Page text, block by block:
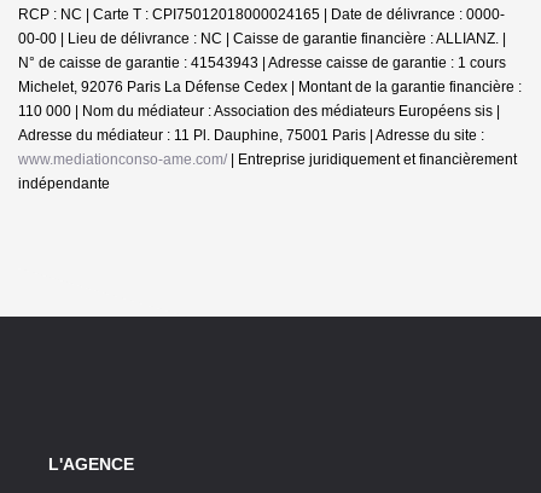
RCP : NC | Carte T : CPI75012018000024165 | Date de délivrance : 0000-
00-00 | Lieu de délivrance : NC | Caisse de garantie financière : ALLIANZ. |
N° de caisse de garantie : 41543943 | Adresse caisse de garantie : 1 cours
Michelet, 92076 Paris La Défense Cedex | Montant de la garantie financière :
110 000 | Nom du médiateur : Association des médiateurs Européens sis |
Adresse du médiateur : 11 Pl. Dauphine, 75001 Paris | Adresse du site :
www.mediationconso-ame.com/ | Entreprise juridiquement et financièrement
indépendante
L'AGENCE